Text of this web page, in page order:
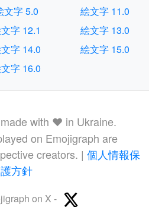
文字 5.0
絵文字 11.0
字 12.1
絵文字 13.0
字 14.0
絵文字 15.0
字 16.0
with ❤️ in Ukraine.
on Emojigraph are
creators. | 個人情報保
護方針
on X -